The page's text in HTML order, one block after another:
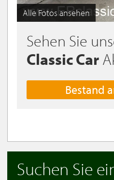
Alle Fotos ansehen
Sehen Sie
Classic Car
Bestand
Suchen Sie